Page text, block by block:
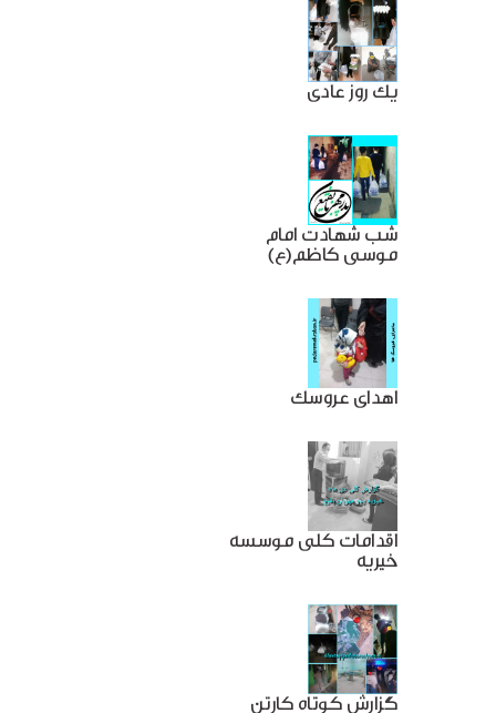
یک روز عادی
شب شهادت امام
موسی کاظم(ع)
اهدای عروسک
اقدامات کلی موسسه
خیریه
گزارش کوتاه کارتن